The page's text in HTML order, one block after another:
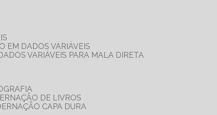
EM DADOS VARIÁVEIS
DADOS VARIÁVEIS PARA MALA DIRETA
DE LIVROS
CAPA DURA